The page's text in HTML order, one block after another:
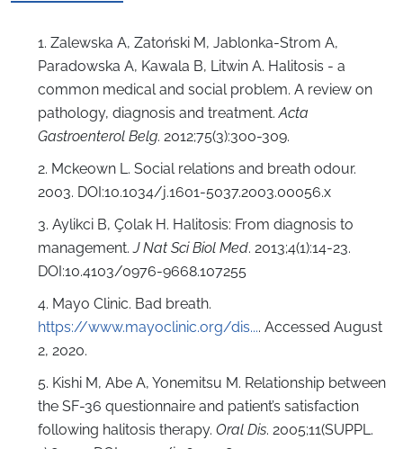
1. Zalewska A, Zatoński M, Jablonka-Strom A,
Paradowska A, Kawala B, Litwin A. Halitosis - a
common medical and social problem. A review on
pathology, diagnosis and treatment.Acta
Gastroenterol Belg. 2012;75(3):300-309.
2. Mckeown L. Social relations and breath odour.
2003. DOI:10.1034/j.1601-5037.2003.00056.x
3. Aylikci B, Çolak H. Halitosis: From diagnosis to
management.J Nat Sci Biol Med. 2013;4(1):14-23.
DOI:10.4103/0976-9668.107255
4. Mayo Clinic. Bad breath.
https://www.mayoclinic.org/dis.... Accessed August
2, 2020.
5. Kishi M, Abe A, Yonemitsu M. Relationship between
the SF-36 questionnaire and patient’s satisfaction
following halitosis therapy. Oral Dis. 2005;11(SUPPL.